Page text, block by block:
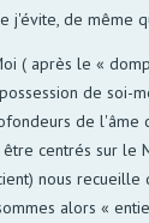
j'évite, de même
( après le «
de soi-
de l'âme
centrés sur le
nous recueille
alors «